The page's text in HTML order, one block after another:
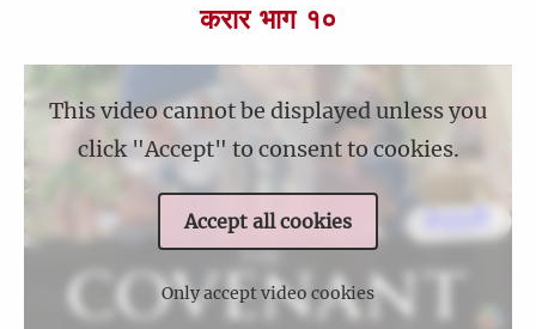
This video cannot be displayed unless you
click "Accept" to consent to cookies.
Accept all cookies
Only accept video cookies
करार भाग १०